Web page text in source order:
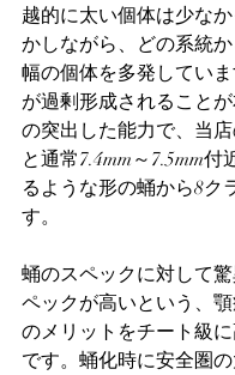
越的に太い個体は少な
かしながら、どの系統
幅の個体を多発してい
が過剰形成されること
の突出した能力で、当
と通常7.4mm～7.5mm付
るような形の蛹から8ク
す。
蛹のスペックに対して
ペックが高いという、
のメリットをチート級
です。蛹化時に安全圏